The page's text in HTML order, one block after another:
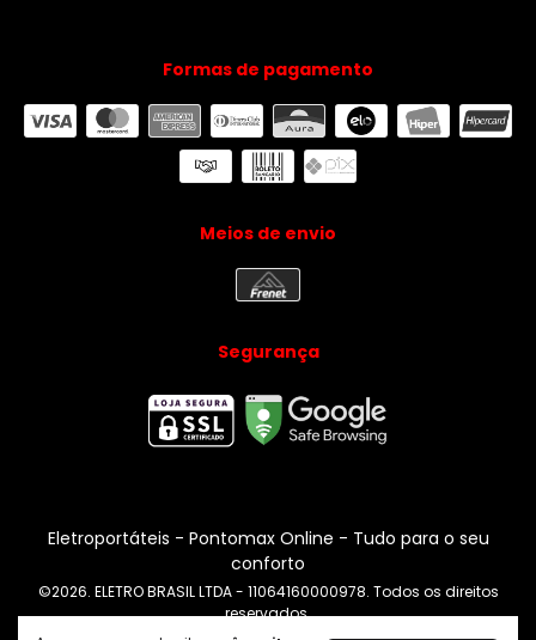
Formas de pagamento
Meios de envio
Segurança
Eletroportáteis - Pontomax Online - Tudo para o seu
conforto
©2026. ELETRO BRASIL LTDA - 11064160000978. Todos os direitos
reservados.